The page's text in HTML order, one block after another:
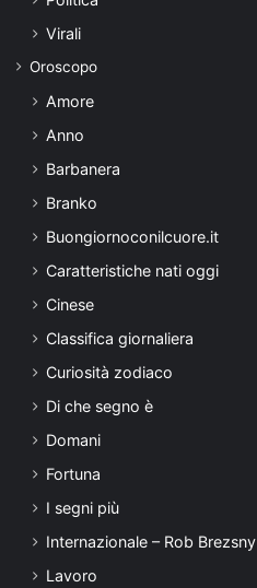
Virali
Oroscopo
Amore
Anno
Barbanera
Branko
Buongiornoconilcuore.it
Caratteristiche nati oggi
Cinese
Classifica giornaliera
Curiosità zodiaco
Di che segno è
Domani
Fortuna
I segni più
Internazionale – Rob Brezsny
Lavoro